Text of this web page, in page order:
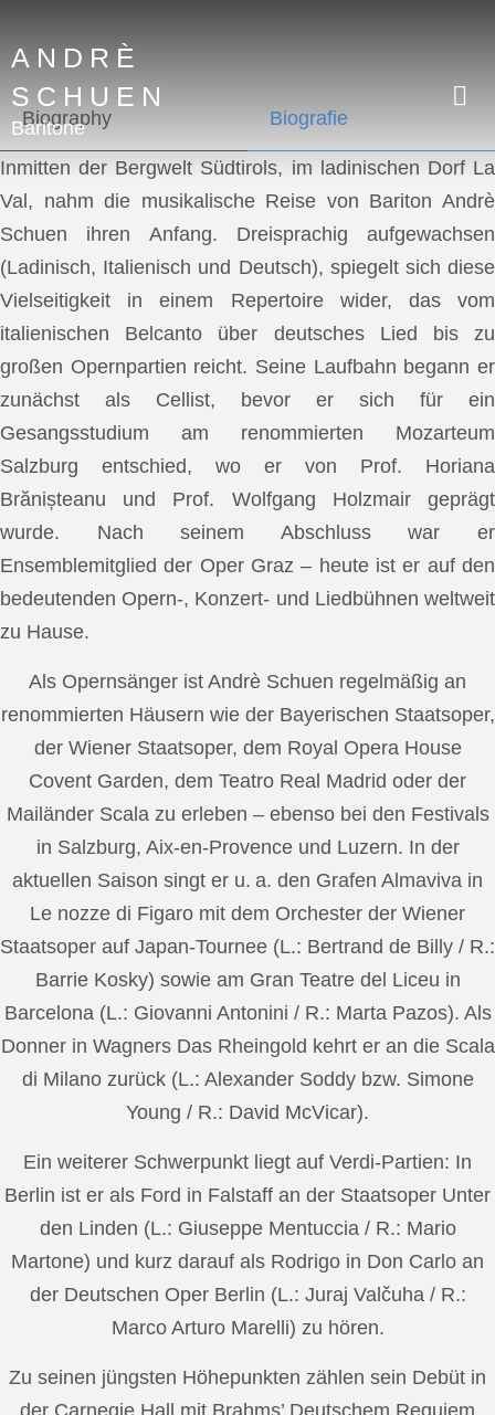
ANDRÈ
SCHUEN
Baritone
Biography Biografie
Inmitten der Bergwelt Südtirols, im ladinischen Dorf La
Val, nahm die musikalische Reise von Bariton Andrè
Schuen ihren Anfang. Dreisprachig aufgewachsen
(Ladinisch, Italienisch und Deutsch), spiegelt sich diese
Vielseitigkeit in einem Repertoire wider, das vom
italienischen Belcanto über deutsches Lied bis zu
großen Opernpartien reicht. Seine Laufbahn begann er
zunächst als Cellist, bevor er sich für ein
Gesangsstudium am renommierten Mozarteum
Salzburg entschied, wo er von Prof. Horiana
Brănișteanu und Prof. Wolfgang Holzmair geprägt
wurde. Nach seinem Abschluss war er
Ensemblemitglied der Oper Graz – heute ist er auf den
bedeutenden Opern-, Konzert- und Liedbühnen weltweit
zu Hause.
Als Opernsänger ist Andrè Schuen regelmäßig an
renommierten Häusern wie der Bayerischen Staatsoper,
der Wiener Staatsoper, dem Royal Opera House
Covent Garden, dem Teatro Real Madrid oder der
Mailänder Scala zu erleben – ebenso bei den Festivals
in Salzburg, Aix-en-Provence und Luzern. In der
aktuellen Saison singt er u. a. den Grafen Almaviva in
Le nozze di Figaro mit dem Orchester der Wiener
Staatsoper auf Japan-Tournee (L.: Bertrand de Billy / R.:
Barrie Kosky) sowie am Gran Teatre del Liceu in
Barcelona (L.: Giovanni Antonini / R.: Marta Pazos). Als
Donner in Wagners Das Rheingold kehrt er an die Scala
di Milano zurück (L.: Alexander Soddy bzw. Simone
Young / R.: David McVicar).
Ein weiterer Schwerpunkt liegt auf Verdi-Partien: In
Berlin ist er als Ford in Falstaff an der Staatsoper Unter
den Linden (L.: Giuseppe Mentuccia / R.: Mario
Martone) und kurz darauf als Rodrigo in Don Carlo an
der Deutschen Oper Berlin (L.: Juraj Valčuha / R.:
Marco Arturo Marelli) zu hören.
Zu seinen jüngsten Höhepunkten zählen sein Debüt in
der Carnegie Hall mit Brahms’ Deutschem Requiem